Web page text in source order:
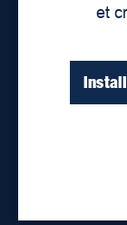
et
Parutions